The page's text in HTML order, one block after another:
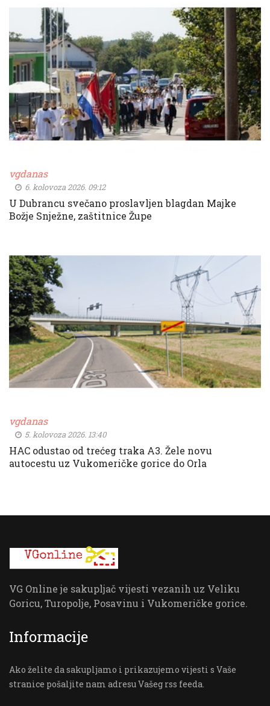
vgdanas
6. kolovoza 2026. 09:12
U Dubrancu svečano proslavljen blagdan Majke
Božje Snježne, zaštitnice Župe
vgdanas
5. kolovoza 2026. 13:40
HAC odustao od trećeg traka A3. Žele novu
autocestu uz Vukomeričke gorice do Orla
VG Online je sakupljač vijesti vezanih uz Veliku
Goricu, Turopolje, Posavinu i Vukomeričke gorice.
Informacije
Ako želite da sakupljamo i prikazujemo vijesti s Vaše
stranice pošaljite nam adresu Vašeg rss feeda.